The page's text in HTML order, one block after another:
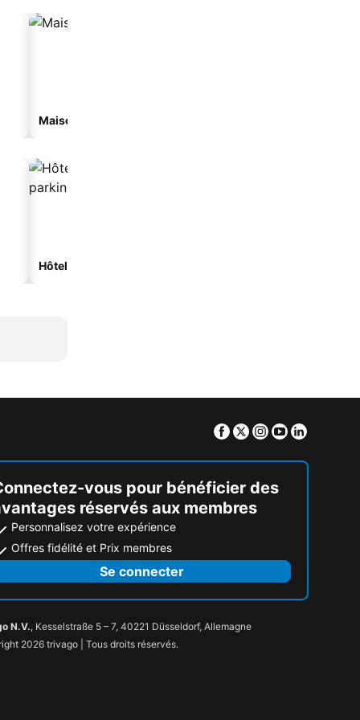
Maison d'hôtes
Hôtels avec parking
Facebook
TwitterInstagram
Youtube
vous pour bénéficier des
réservés aux membres
Personnalisez votre expérience
Offres fidélité et Prix membres
Se connecter
N.V., Kesselstraße 5 – 7, 40221 Düsseldorf, Allemagne
2026 trivago | Tous droits réservés.